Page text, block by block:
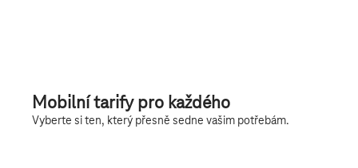
Mobilní tarify pro každého
Vyberte si ten, který přesně sedne vašim potřebám.